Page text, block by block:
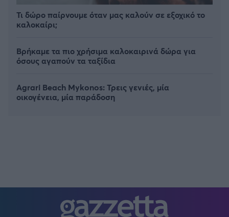
Τι δώρο παίρνουμε όταν μας καλούν σε εξοχικό το
καλοκαίρι;
Βρήκαμε τα πιο χρήσιμα καλοκαιρινά δώρα για
όσους αγαπούν τα ταξίδια
Agrari Beach Mykonos: Τρεις γενιές, μία
οικογένεια, μία παράδοση